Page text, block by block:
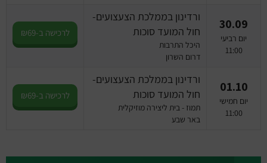
30.09
יום רביעי
11:00
ורדינון בממלכת הצעצועים-
חול המועד סוכות
היכל התרבות
דרום השרון
לרכישה ב-₪69
01.10
יום חמישי
11:00
ורדינון בממלכת הצעצועים-
חול המועד סוכות
תמוז - בית ליצירה מוזיקלית
באר שבע
לרכישה ב-₪69